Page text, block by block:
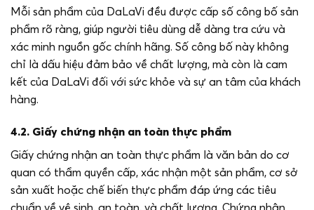
Mỗi sản phẩm của DaLaVi đều được cấp số công bố sản
phẩm rõ ràng, giúp người tiêu dùng dễ dàng tra cứu và
xác minh nguồn gốc chính hãng. Số công bố này không
chỉ là dấu hiệu đảm bảo về chất lượng, mà còn là cam
kết của DaLaVi đối với sức khỏe và sự an tâm của khách
hàng.
4.2. Giấy chứng nhận an toàn thực phẩm
Giấy chứng nhận an toàn thực phẩm là văn bản do cơ
quan có thẩm quyền cấp, xác nhận một sản phẩm, cơ sở
sản xuất hoặc chế biến thực phẩm đáp ứng các tiêu
chuẩn về vệ sinh, an toàn, và chất lượng. Chứng nhận